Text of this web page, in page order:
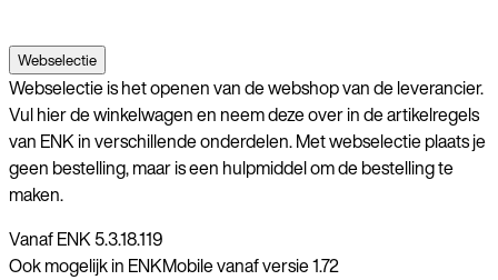
Webselectie
Webselectie is het openen van de webshop van de leverancier.
Vul hier de winkelwagen en neem deze over in de artikelregels
van ENK in verschillende onderdelen. Met webselectie plaats je
geen bestelling, maar is een hulpmiddel om de bestelling te
maken.
Vanaf ENK 5.3.18.119
Ook mogelijk in ENKMobile vanaf versie 1.72